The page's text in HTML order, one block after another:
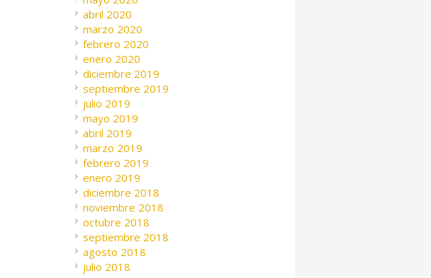
abril 2020
marzo 2020
febrero 2020
enero 2020
diciembre 2019
septiembre 2019
julio 2019
mayo 2019
abril 2019
marzo 2019
febrero 2019
enero 2019
diciembre 2018
noviembre 2018
octubre 2018
septiembre 2018
agosto 2018
julio 2018